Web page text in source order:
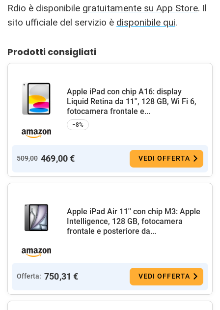
Rdio è disponibile gratuitamente su App Store. Il
sito ufficiale del servizio è disponibile qui.
Prodotti consigliati
Apple iPad con chip A16: display
Liquid Retina da 11'', 128 GB, Wi Fi 6,
fotocamera frontale e...
−8%
509,00 469,00 € VEDI OFFERTA
Apple iPad Air 11'' con chip M3: Apple
Intelligence, 128 GB, fotocamera
frontale e posteriore da...
Offerta: 750,31 € VEDI OFFERTA